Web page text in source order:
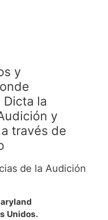
y
la
y
través de
de la Audición
Unidos.